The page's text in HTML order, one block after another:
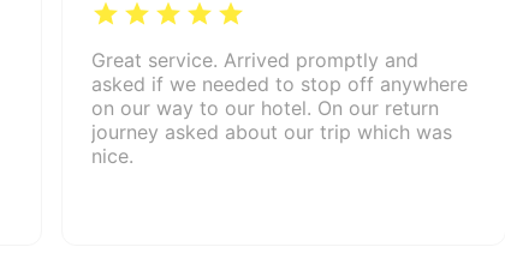
Great service. Arrived promptly and
asked if we needed to stop off anywhere
on our way to our hotel. On our return
journey asked about our trip which was
nice.